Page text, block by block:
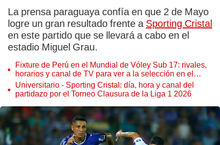
La prensa paraguaya confía en que 2 de Mayo
logre un gran resultado frente a Sporting Cristal
en este partido que se llevará a cabo en el
estadio Miguel Grau.
Fixture de Perú en el Mundial de Vóley Sub 17: rivales,
horarios y canal de TV para ver a la selección en el
torneo
Universitario - Sporting Cristal: día, hora y canal del
partidazo por el Torneo Clausura de la Liga 1 2026